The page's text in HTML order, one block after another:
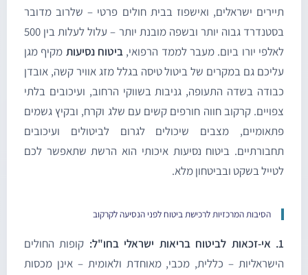
ישראלים, ואישפוז בבית חולים פרטי – שלרוב מדובר
בסטנדרד גבוה יותר ובשפה מובנת יותר – עלול לעלות בין 500
יורו ביום. מעבר לממד הרפואי,ביטוח נסיעותמקיף מגן
גם במקרים של ביטול טיסה בגלל מזג אוויר קשה, אובדן
בשדה התעופה, גניבות בשווקי הרחוב, ועיכובים בלתי
קרקוב חווה חורפים קשים עם שלג וקרח, ובקיץ גשמים
מצבים שיכולים לגרום לביטולים ועיכובים
ביטוח נסיעות איכותי הוא הרשת שתאפשר לכם
בשקט ובביטחון מלא.
הסיבות המרכזיות לרכישת ביטוח לפני הנסיעה לקרקוב
קופות החולים
– כללית, מכבי, מאוחדת ולאומית – אינן מכסות